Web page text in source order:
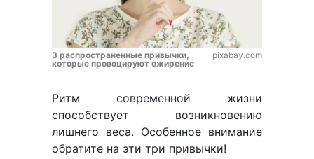
3 распространенные привычки,
которые провоцируют ожирение
pixabay.com
Ритм современной жизни
способствует возникновению
лишнего веса. Особенное внимание
обратите на эти три привычки!